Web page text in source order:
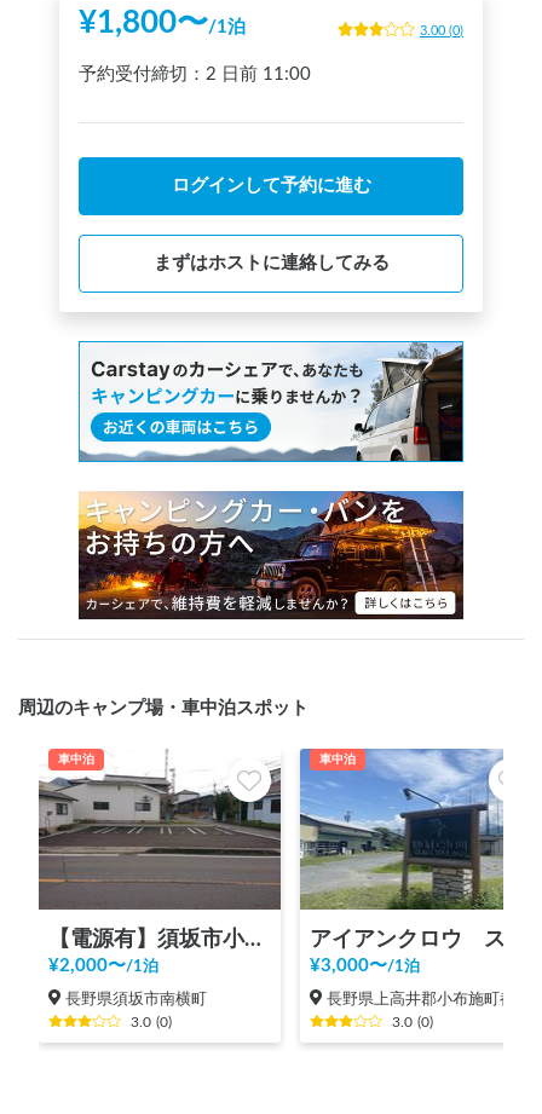
¥1,800〜/1泊 3.00 (0)
予約受付締切： 2 日前 11:00
ログインして予約に進む
まずはホストに連絡してみる
周辺のキャンプ場・車中泊スポット
車中泊
【電源有】須坂市小山駐車場
¥2,000〜/1泊
長野県須坂市南横町
3.0 (0)
車中泊
¥3,000〜/1泊
長野県上高井郡小布施町都住
3.0 (0)